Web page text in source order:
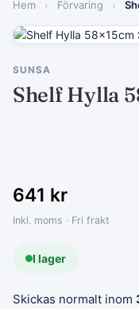
Hem › Förvaring ›
SUNSA
Shelf Hylla
641 kr
Inkl. moms · Fri frakt
I lager
Skickas normalt inom